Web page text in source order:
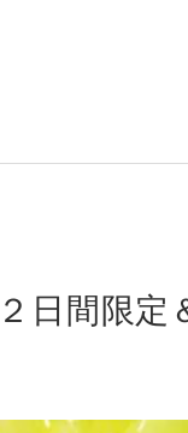
日間限